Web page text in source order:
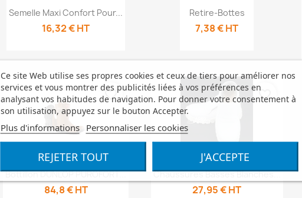
Ce site Web utilise ses propres cookies et ceux de tiers pour améliorer nos
services et vous montrer des publicités liées à vos préférences en
analysant vos habitudes de navigation. Pour donner votre consentement à
son utilisation, appuyez sur le bouton Accepter.
Plus d'informations Personnaliser les cookies
REJETER TOUT J'ACCEPTE
Semelle Maxi Confort Pour...
16,32 € HT
rapide
Retire-Bottes
7,38 € HT
Aperçu rapide
Bottillon DUNLOP PUROFORT...
84,8 € HT
favorite_border
Aperçu rapide
Chaussures Basses Blanches...
27,95 € HT
favorite_border